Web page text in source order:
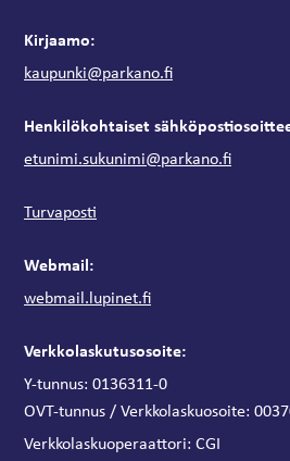
Kirjaamo:
kaupunki@parkano.fi
Henkilökohtaiset
etunimi.sukunimi@parkano.fi
Turvaposti
Webmail:
webmail.lupinet.fi
Verkkolaskutusosoite:
Y-tunnus: 0136311-0
OVT-tunnus / Verkkolaskuosoite:
Verkkolaskuoperaattori: CGI